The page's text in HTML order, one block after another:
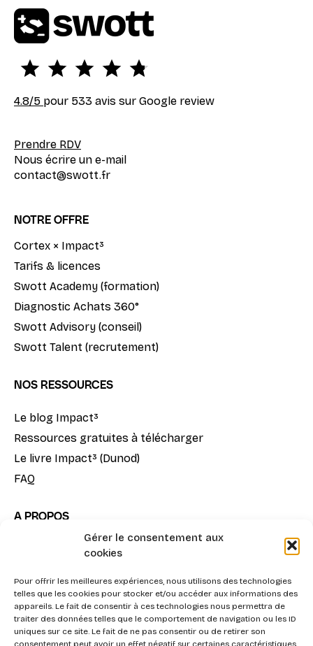
Gérer le consentement aux
cookies
Pour offrir les meilleures expériences, nous utilisons des technologies
telles que les cookies pour stocker et/ou accéder aux informations des
appareils. Le fait de consentir à ces technologies nous permettra de
traiter des données telles que le comportement de navigation ou les ID
uniques sur ce site. Le fait de ne pas consentir ou de retirer son
consentement peut avoir un effet négatif sur certaines caractéristiques
4.8/5 pour 533 avis sur Google review
Prendre RDV
Nous écrire un e-mail
contact@swott.fr
NOTRE OFFRE
Cortex × Impact³
Tarifs & licences
Swott Academy (formation)
Diagnostic Achats 360°
Swott Advisory (conseil)
Swott Talent (recrutement)
NOS RESSOURCES
Le blog Impact³
Ressources gratuites à télécharger
Le livre Impact³ (Dunod)
FAQ
A PROPOS
Notre mission
Nous contacter